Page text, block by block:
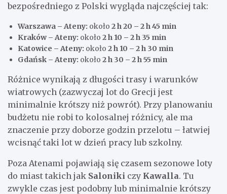
bezpośredniego z Polski wygląda najczęściej tak:
Warszawa – Ateny: około 2 h 20 – 2 h 45 min
Kraków – Ateny: około 2 h 10 – 2 h 35 min
Katowice – Ateny: około 2 h 10 – 2 h 30 min
Gdańsk – Ateny: około 2 h 30 – 2 h 55 min
Różnice wynikają z długości trasy i warunków
wiatrowych (zazwyczaj lot do Grecji jest
minimalnie krótszy niż powrót). Przy planowaniu
budżetu nie robi to kolosalnej różnicy, ale ma
znaczenie przy doborze godzin przelotu – łatwiej
wcisnąć taki lot w dzień pracy lub szkolny.
Poza Atenami pojawiają się czasem sezonowe loty
do miast takich jak Saloniki czy Kawalla. Tu
zwykle czas jest podobny lub minimalnie krótszy